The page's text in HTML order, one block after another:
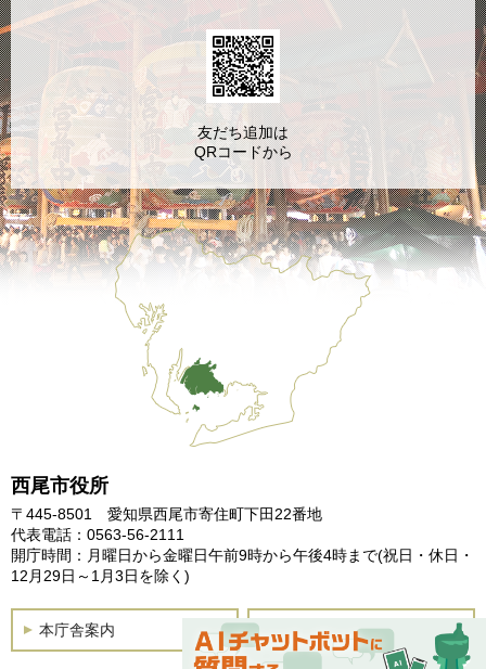
西尾市役所
〒445-8501 愛知県西尾市寄住町下田22番地
代表電話：0563-56-2111
開庁時間：月曜日から金曜日午前9時から午後4時まで(祝日・休日・
12月29日～1月3日を除く)
本庁舎案内 土曜開庁
友だち追加は
QRコードから